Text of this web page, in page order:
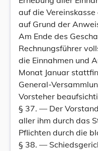
auf die
auf Grund der
Am Ende des
Rechnungsführer
die Einnahmen und
Monat Januar
General-
Vorsteher
§ 37. — Der
aller ihm durch das
Pflichten durch die
§ 38. —